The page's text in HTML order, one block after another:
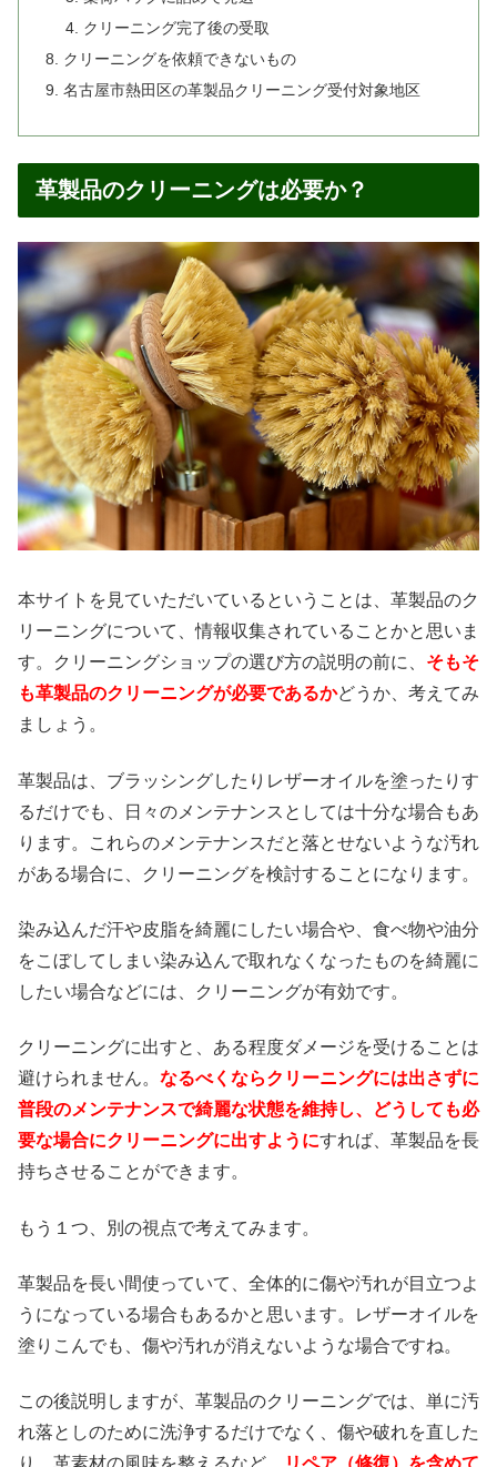
クリーニング完了後の受取
クリーニングを依頼できないもの
名古屋市熱田区の革製品クリーニング受付対象地区
革製品のクリーニングは必要か？
本サイトを見ていただいているということは、革製品のク
リーニングについて、情報収集されていることかと思いま
す。クリーニングショップの選び方の説明の前に、 そもそ
も革製品のクリーニングが必要であるかどうか、考えてみ
ましょう。
革製品は、ブラッシングしたりレザーオイルを塗ったりす
るだけでも、日々のメンテナンスとしては十分な場合もあ
ります。これらのメンテナンスだと落とせないような汚れ
がある場合に、クリーニングを検討することになります。
染み込んだ汗や皮脂を綺麗にしたい場合や、食べ物や油分
をこぼしてしまい染み込んで取れなくなったものを綺麗に
したい場合などには、クリーニングが有効です。
クリーニングに出すと、ある程度ダメージを受けることは
避けられません。 なるべくならクリーニングには出さずに
普段のメンテナンスで綺麗な状態を維持し、どうしても必
要な場合にクリーニングに出すようにすれば、革製品を長
持ちさせることができます。
もう１つ、別の視点で考えてみます。
革製品を長い間使っていて、全体的に傷や汚れが目立つよ
うになっている場合もあるかと思います。レザーオイルを
塗りこんでも、傷や汚れが消えないような場合ですね。
この後説明しますが、革製品のクリーニングでは、単に汚
れ落としのために洗浄するだけでなく、傷や破れを直した